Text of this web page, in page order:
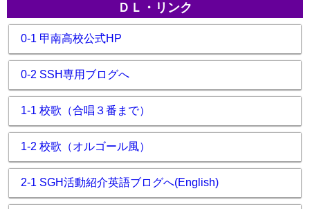
ＤＬ・リンク
0-1 甲南高校公式HP
0-2 SSH専用ブログへ
1-1 校歌（合唱３番まで）
1-2 校歌（オルゴール風）
2-1 SGH活動紹介英語ブログへ(English)